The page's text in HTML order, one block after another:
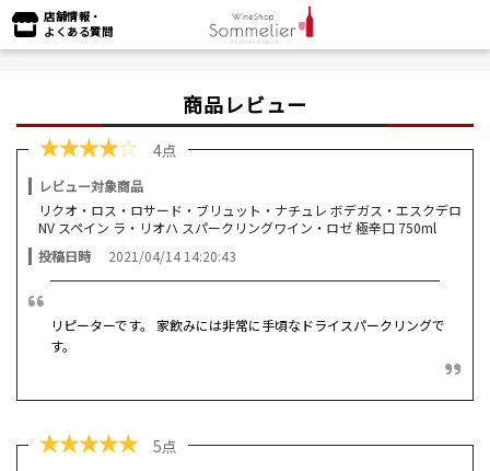
店舗情報・
よくある質問
商品レビュー
★★★★☆ 4点
レビュー対象商品
リクオ・ロス・ロサード・ブリュット・ナチュレ ボデガス・エスクデロ
NV スペイン ラ・リオハ スパークリングワイン・ロゼ 極辛口 750ml
投稿日時
2021/04/14 14:20:43
リピーターです。 家飲みには非常に手頃なドライスパークリングで
す。
★★★★★ 5点